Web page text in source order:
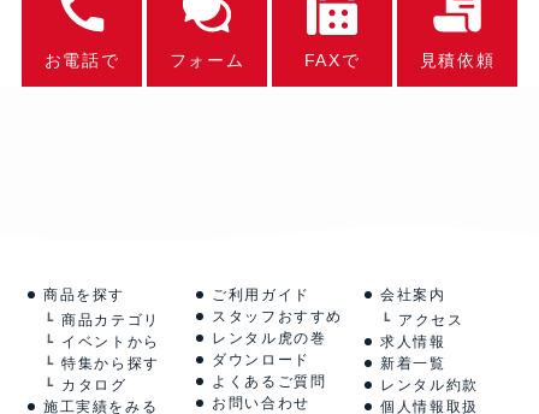
お電話で フォーム FAXで 見積依頼
商品を探す
商品カテゴリ
イベントから
特集から探す
カタログ
施工実績をみる
ご利用ガイド
スタッフおすすめ
レンタル虎の巻
ダウンロード
よくあるご質問
お問い合わせ
会社案内
アクセス
求人情報
新着一覧
レンタル約款
個人情報取扱